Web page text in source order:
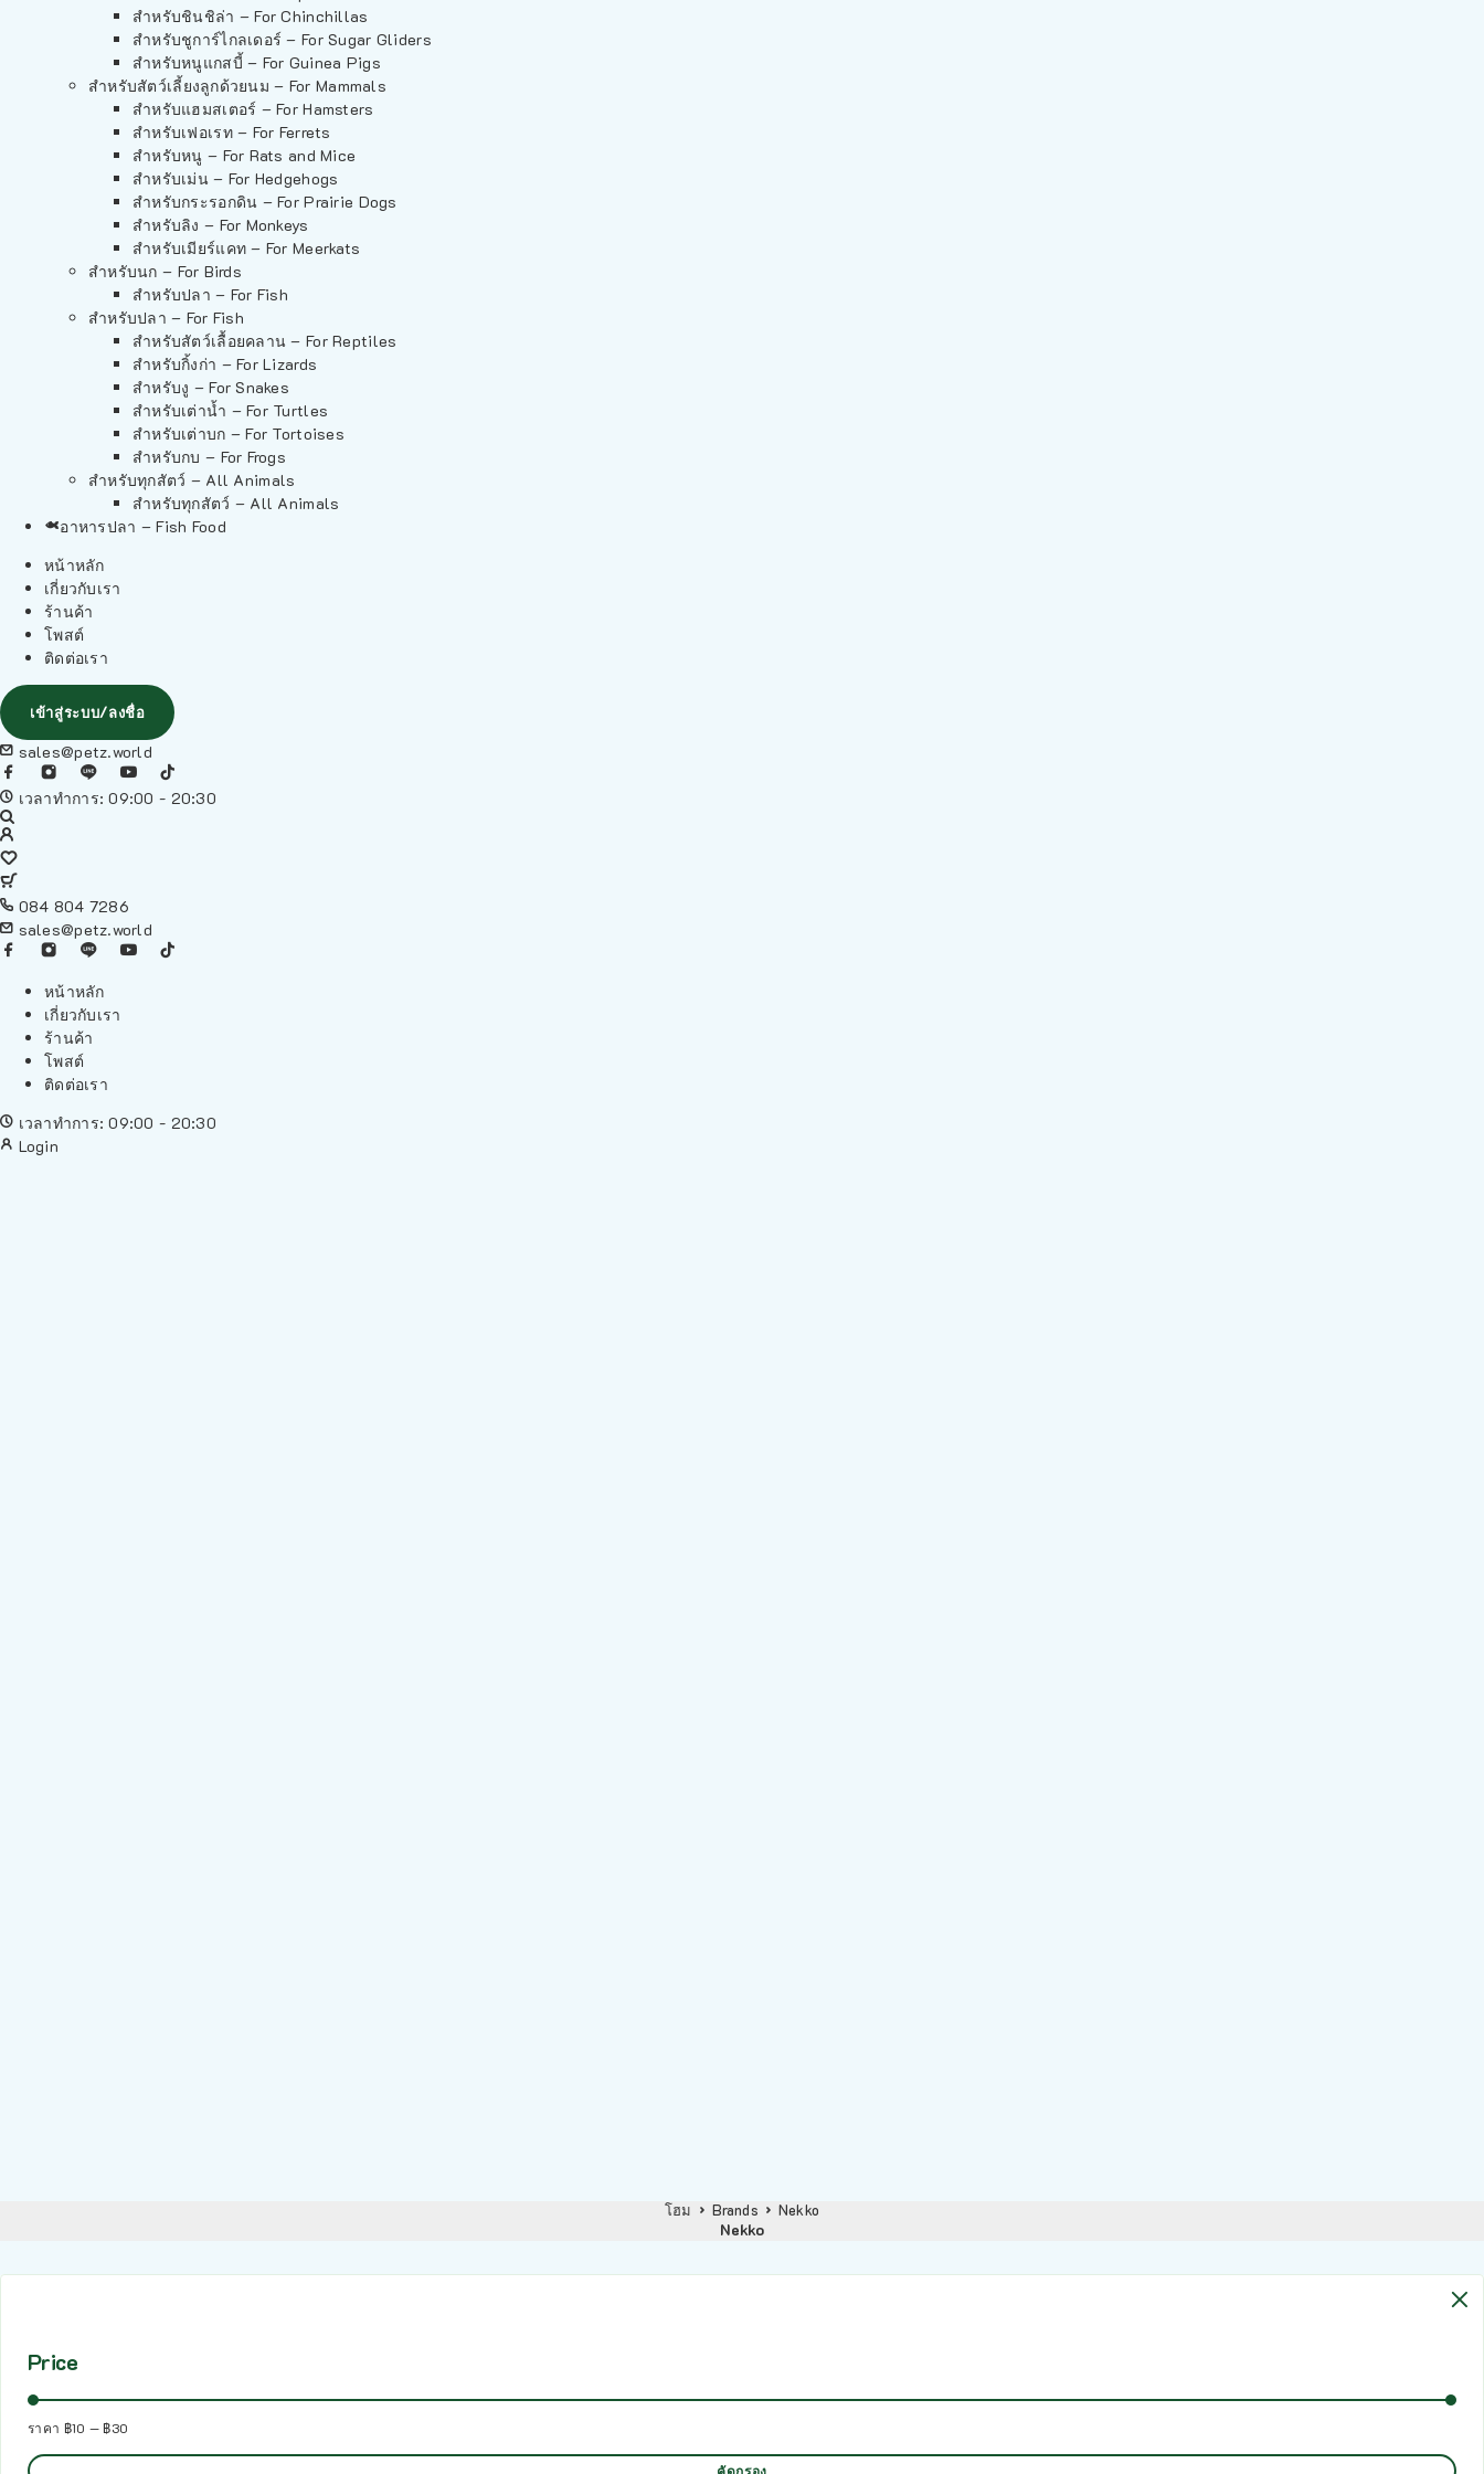
สำหรับชินชิล่า – For Chinchillas
สำหรับชูการ์ไกลเดอร์ – For Sugar Gliders
สำหรับหนูแกสบี้ – For Guinea Pigs
สำหรับสัตว์เลี้ยงลูกด้วยนม – For Mammals
สำหรับแฮมสเตอร์ – For Hamsters
สำหรับเฟอเรท – For Ferrets
สำหรับหนู – For Rats and Mice
สำหรับเม่น – For Hedgehogs
สำหรับกระรอกดิน – For Prairie Dogs
สำหรับลิง – For Monkeys
สำหรับเมียร์แคท – For Meerkats
สำหรับนก – For Birds
สำหรับปลา – For Fish
สำหรับปลา – For Fish
สำหรับสัตว์เลื้อยคลาน – For Reptiles
สำหรับกิ้งก่า – For Lizards
สำหรับงู – For Snakes
สำหรับเต่าน้ำ – For Turtles
สำหรับเต่าบก – For Tortoises
สำหรับกบ – For Frogs
สำหรับทุกสัตว์ – All Animals
สำหรับทุกสัตว์ – All Animals
อาหารปลา – Fish Food
หน้าหลัก
เกี่ยวกับเรา
ร้านค้า
โพสต์
ติดต่อเรา
เข้าสู่ระบบ/ลงชื่อ
sales@petz.world
เวลาทำการ: 09:00 - 20:30
084 804 7286
sales@petz.world
หน้าหลัก
เกี่ยวกับเรา
ร้านค้า
โพสต์
ติดต่อเรา
เวลาทำการ: 09:00 - 20:30
Login
โฮม Brands Nekko
Nekko
Price
ราคา ฿10 — ฿30